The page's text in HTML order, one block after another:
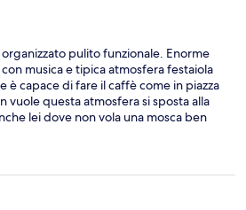
pulito funzionale. Enorme
musica e tipica atmosfera festaiola
è capace di fare il caffè come in piazza
vuole questa atmosfera si sposta alla
lei dove non vola una mosca ben
Punto bancario ATM per cambio
Converrà subito cambiare
che giovare nella loro attenzione
cosa il punto mare solo con enormi